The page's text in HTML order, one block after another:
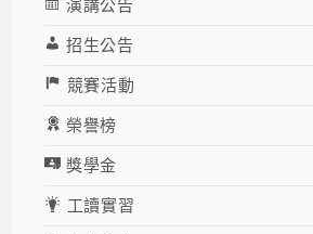
演講公告
招生公告
競賽活動
榮譽榜
獎學金
工讀實習